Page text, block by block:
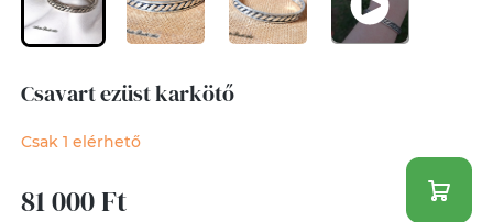
Csavart ezüst karkötő
Csak 1 elérhető
81 000 Ft